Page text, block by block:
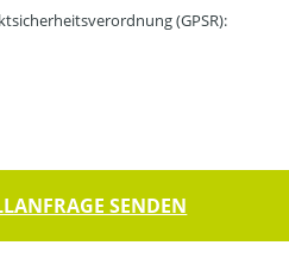
(GPSR):
SENDEN